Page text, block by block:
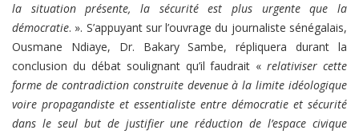
la situation présente, la sécurité est plus urgente que la
démocratie. ». S’appuyant sur l’ouvrage du journaliste sénégalais,
Ousmane Ndiaye, Dr. Bakary Sambe, répliquera durant la
conclusion du débat soulignant qu’il faudrait «relativiser cette
forme de contradiction construite devenue à la limite idéologique
voire propagandiste et essentialiste entre démocratie et sécurité
dans le seul but de justifier une réduction de l’espace civique